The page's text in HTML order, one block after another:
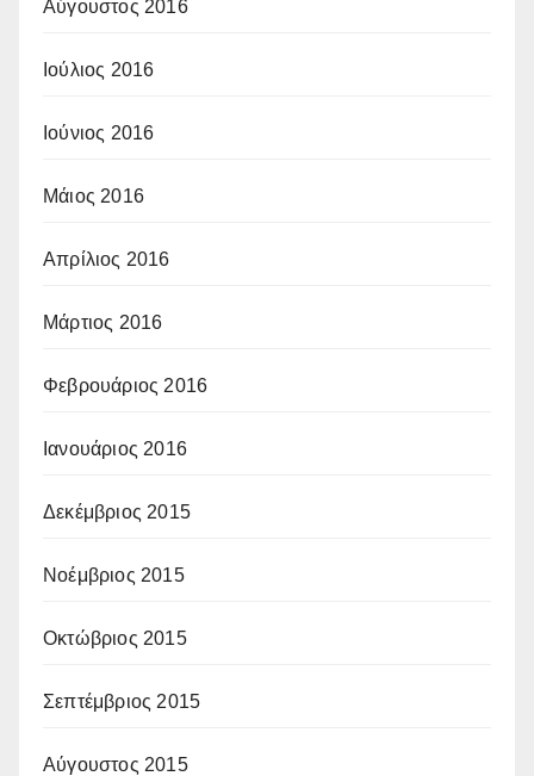
Αύγουστος 2016
Ιούλιος 2016
Ιούνιος 2016
Μάιος 2016
Απρίλιος 2016
Μάρτιος 2016
Φεβρουάριος 2016
Ιανουάριος 2016
Δεκέμβριος 2015
Νοέμβριος 2015
Οκτώβριος 2015
Σεπτέμβριος 2015
Αύγουστος 2015